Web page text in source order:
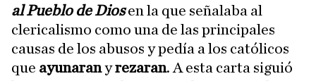
al Pueblo de Diosen la que señalaba al
clericalismo como una de las principales
causas de los abusos y pedía a los católicos
que ayunaranyrezaran. A esta carta siguió